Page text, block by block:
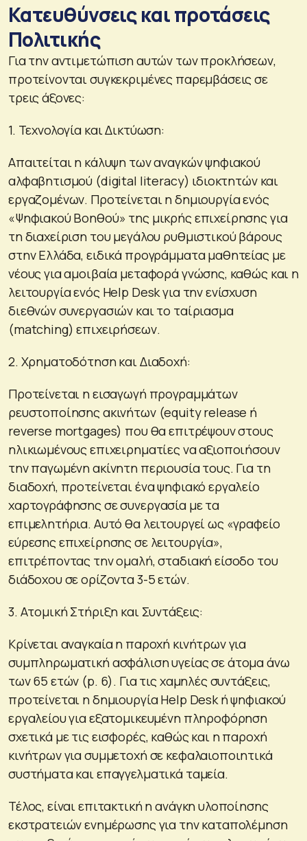
Κατευθύνσεις και προτάσεις
Πολιτικής
Για την αντιμετώπιση αυτών των προκλήσεων,
προτείνονται συγκεκριμένες παρεμβάσεις σε
τρεις άξονες:
1. Τεχνολογία και Δικτύωση:
Απαιτείται η κάλυψη των αναγκών ψηφιακού
αλφαβητισμού (digital literacy) ιδιοκτητών και
εργαζομένων. Προτείνεται η δημιουργία ενός
«Ψηφιακού Βοηθού» της μικρής επιχείρησης για
τη διαχείριση του μεγάλου ρυθμιστικού βάρους
στην Ελλάδα, ειδικά προγράμματα μαθητείας με
νέους για αμοιβαία μεταφορά γνώσης, καθώς και η
λειτουργία ενός Help Desk για την ενίσχυση
διεθνών συνεργασιών και το ταίριασμα
(matching) επιχειρήσεων.
2. Χρηματοδότηση και Διαδοχή:
Προτείνεται η εισαγωγή προγραμμάτων
ρευστοποίησης ακινήτων (equity release ή
reverse mortgages) που θα επιτρέψουν στους
ηλικιωμένους επιχειρηματίες να αξιοποιήσουν
την παγωμένη ακίνητη περιουσία τους. Για τη
διαδοχή, προτείνεται ένα ψηφιακό εργαλείο
χαρτογράφησης σε συνεργασία με τα
επιμελητήρια. Αυτό θα λειτουργεί ως «γραφείο
εύρεσης επιχείρησης σε λειτουργία»,
επιτρέποντας την ομαλή, σταδιακή είσοδο του
διάδοχου σε ορίζοντα 3-5 ετών.
3. Ατομική Στήριξη και Συντάξεις:
Κρίνεται αναγκαία η παροχή κινήτρων για
συμπληρωματική ασφάλιση υγείας σε άτομα άνω
των 65 ετών (p. 6). Για τις χαμηλές συντάξεις,
προτείνεται η δημιουργία Help Desk ή ψηφιακού
εργαλείου για εξατομικευμένη πληροφόρηση
σχετικά με τις εισφορές, καθώς και η παροχή
κινήτρων για συμμετοχή σε κεφαλαιοποιητικά
συστήματα και επαγγελματικά ταμεία.
Τέλος, είναι επιτακτική η ανάγκη υλοποίησης
εκστρατειών ενημέρωσης για την καταπολέμηση